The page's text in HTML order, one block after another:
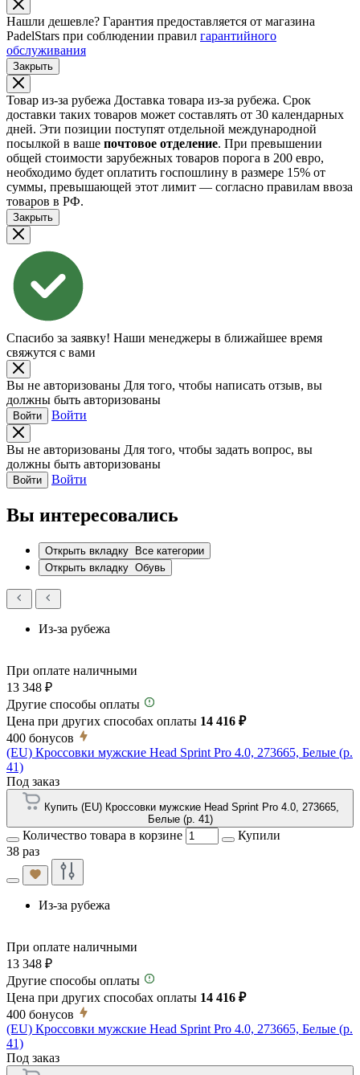
Нашли дешевле? Гарантия предоставляется от магазина
PadelStars при соблюдении правил гарантийного
обслуживания
Закрыть
Товар из-за рубежа Доставка товара из-за рубежа. Срок
доставки таких товаров может составлять от 30 календарных
дней. Эти позиции поступят отдельной международной
посылкой в ваше почтовое отделение. При превышении
общей стоимости зарубежных товаров порога в 200 евро,
необходимо будет оплатить госпошлину в размере 15% от
суммы, превышающей этот лимит — согласно правилам ввоза
товаров в РФ.
Закрыть
Спасибо за заявку! Наши менеджеры в ближайшее время
свяжутся с вами
Вы не авторизованы Для того, чтобы написать отзыв, вы
должны быть авторизованы
Войти Войти
Вы не авторизованы Для того, чтобы задать вопрос, вы
должны быть авторизованы
Войти Войти
Вы интересовались
Открыть вкладку Все категории
Открыть вкладку Обувь
Из-за рубежа
При оплате наличными
13 348 ₽
Другие способы оплаты
Цена при других способах оплаты 14 416 ₽
400 бонусов
(EU) Кроссовки мужские Head Sprint Pro 4.0, 273665, Белые (р.
41)
Под заказ
Купить (EU) Кроссовки мужские Head Sprint Pro 4.0, 273665,
Белые (р. 41)
Количество товара в корзине
Купили
38 раз
Из-за рубежа
При оплате наличными
13 348 ₽
Другие способы оплаты
Цена при других способах оплаты 14 416 ₽
400 бонусов
(EU) Кроссовки мужские Head Sprint Pro 4.0, 273665, Белые (р.
41)
Под заказ